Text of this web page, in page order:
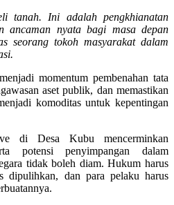
tanah. Ini adalah pengkhianatan
ancaman nyata bagi masa depan
seorang tokoh masyarakat dalam
momentum pembenahan tata
aset publik, dan memastikan
komoditas untuk kepentingan
di Desa Kubu mencerminkan
potensi penyimpangan dalam
tidak boleh diam. Hukum harus
dipulihkan, dan para pelaku harus